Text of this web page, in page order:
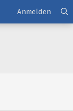
Anmelden